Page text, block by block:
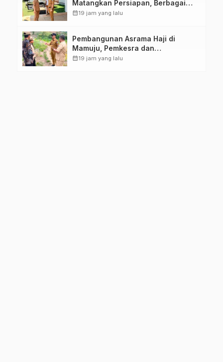
Matangkan Persiapan, Berbagai
Lomba Akan Dilaksanakan Pemprov
calendar_month19 jam yang lalu
Pembangunan Asrama Haji di
Mamuju, Pemkesra dan
Kementerian Haji Sulbar Tinjau
calendar_month19 jam yang lalu